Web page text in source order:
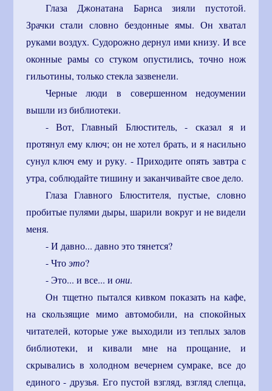
Глаза Джонатана Барнса зияли пустотой.
Зрачки стали словно бездонные ямы. Он хватал
руками воздух. Судорожно дернул ими книзу. И все
оконные рамы со стуком опустились, точно нож
гильотины, только стекла зазвенели.
Черные люди в совершенном недоумении
вышли из библиотеки.
- Вот, Главный Блюститель, - сказал я и
протянул ему ключ; он не хотел брать, и я насильно
сунул ключ ему и руку. - Приходите опять завтра с
утра, соблюдайте тишину и заканчивайте свое дело.
Глаза Главного Блюстителя, пустые, словно
пробитые пулями дыры, шарили вокруг и не видели
меня.
- И давно... давно это тянется?
- Чтоэто?
- Это... и все... и они.
Он тщетно пытался кивком показать на кафе,
на скользящие мимо автомобили, на спокойных
читателей, которые уже выходили из теплых залов
библиотеки, и кивали мне на прощание, и
скрывались в холодном вечернем сумраке, все до
единого - друзья. Его пустой взгляд, взгляд слепца,